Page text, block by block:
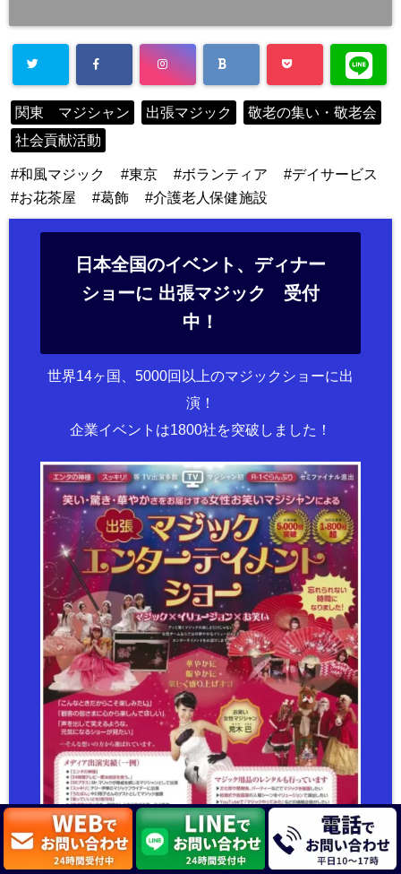
関東 マジシャン 出張マジック
敬老の集い・敬老会
社会貢献活動
和風マジック 東京 ボランティア
デイサービス
お花茶屋
葛飾 介護老人保健施設
日本全国のイベント、ディナー
ショーに 出張マジック 受付
中！
世界14ヶ国、5000回以上のマジックショーに出
演！
企業イベントは1800社を突破しました！